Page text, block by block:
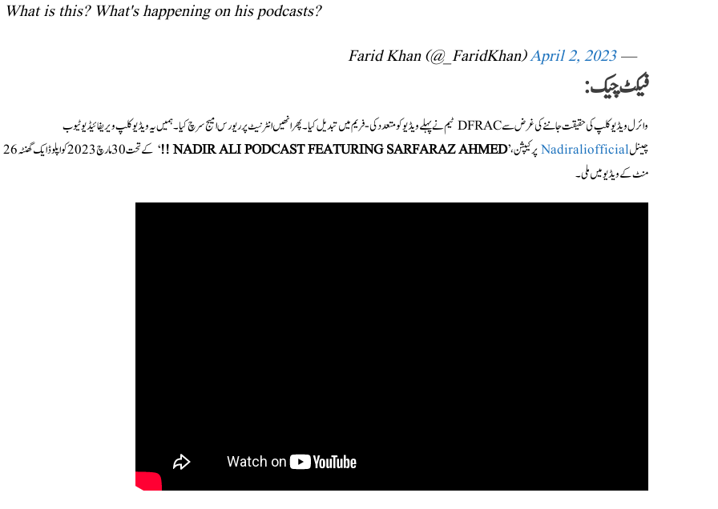
What is this? What's happening on his podcasts?
— Farid Khan (@_FaridKhan)
April 2, 2023
فیکٹ چیک:
وائرل ویڈیو کلپ کی حقیقت جاننے کی غرض سے DFRAC ٹیم نے پہلے ویڈیو کو متعدد کی-فریم میں تبدیل کیا۔ پھر انھیں انٹرنیٹ پر ریورس امیج سرچ کیا۔ ہمیں یہ ویڈیو کلپ ویریفائیڈ یوٹیوب
چینلNadiraliofficialپر کیپشن،’NADIR ALI PODCAST FEATURING SARFARAZ AHMED !!
‘ کے تحت 30 مارچ 2023 کو اپلوڈ ایک گھنٹہ 26
منٹ کے ویڈیو میں ملی۔